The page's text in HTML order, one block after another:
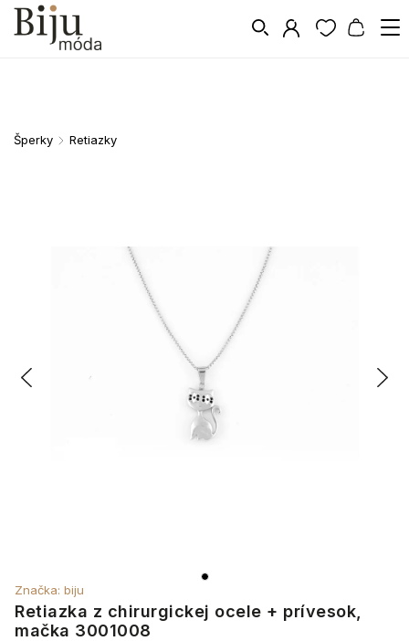
Šperky / Retiazky
Retiazka z chirurgickej ocele + prívesok,
mačka 3001008
Značka: biju